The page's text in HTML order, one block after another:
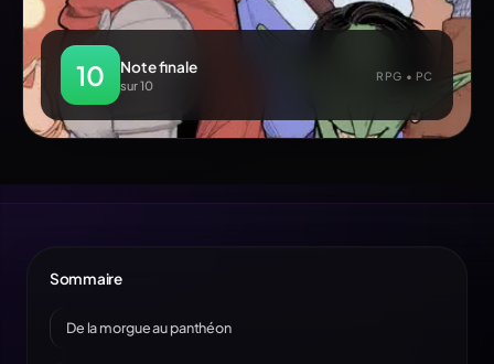
10 Note finale
sur 10
RPG • PC
Sommaire
De la morgue au panthéon